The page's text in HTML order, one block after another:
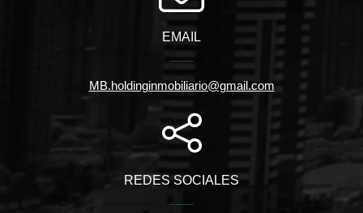
EMAIL
MB.holdinginmobiliario@gmail.com
REDES SOCIALES